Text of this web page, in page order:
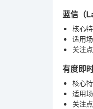
蓝信（
核心
适用
关注点
有度即
核心
适用
关注点